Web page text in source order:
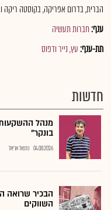
הברית, בדרום אפריקה, בקוסטה ריקה
ענף:חברות תעשיה
תת-ענף:עץ, נייר ודפוס
חדשות
מנהל
בונקר"
04.08.2026 נתנאל אריאל
הבכיר שרואה
השווקים